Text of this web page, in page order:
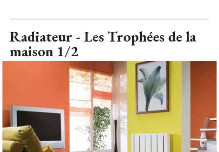
Radiateur - Les Trophées de la
maison 1/2